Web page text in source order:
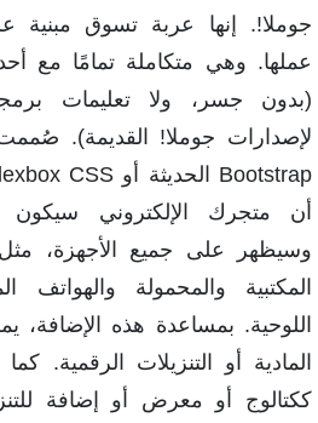
جوملا!. إنها عربة تسوق مبنية
عملها. وهي متكاملة تمامًا مع
(بدون جسر، ولا تعليمات
لإصدارات جوملا! القديمة).
أن متجرك الإلكتروني سيكون
وسيظهر على جميع الأجهزة، مثل
المكتبية والمحمولة والهواتف
اللوحية. بمساعدة هذه الإضافة،
المادية أو التنزيلات الرقمية.
ككتالوج أو معرض أو إضافة